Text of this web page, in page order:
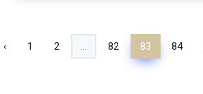
‹ 1 2 ... 82 83 84